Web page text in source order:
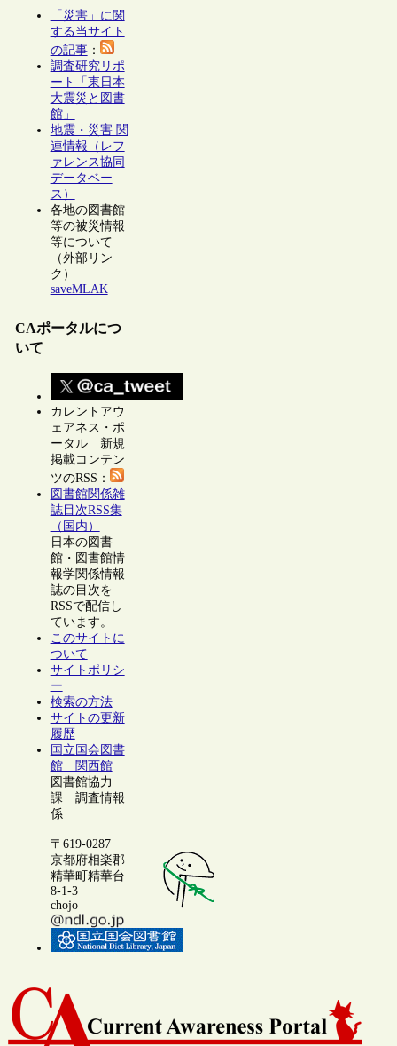
「災害」に関
する当サイト
の記事：
調査研究リポ
ート「東日本
大震災と図書
館」
地震・災害 関
連情報（レフ
ァレンス協同
データベー
ス）
各地の図書館
等の被災情報
等について
（外部リン
ク）
saveMLAK
CAポータルにつ
いて
カレントアウ
ェアネス・ポ
ータル 新規
掲載コンテン
ツのRSS：
図書館関係雑
誌目次RSS集
（国内）
日本の図書
館・図書館情
報学関係情報
誌の目次を
RSSで配信し
ています。
このサイトに
ついて
サイトポリシ
ー
検索の方法
サイトの更新
履歴
国立国会図書
館 関西館
図書館協力
課 調査情報
係
〒619-0287
京都府相楽郡
精華町精華台
8-1-3
chojo